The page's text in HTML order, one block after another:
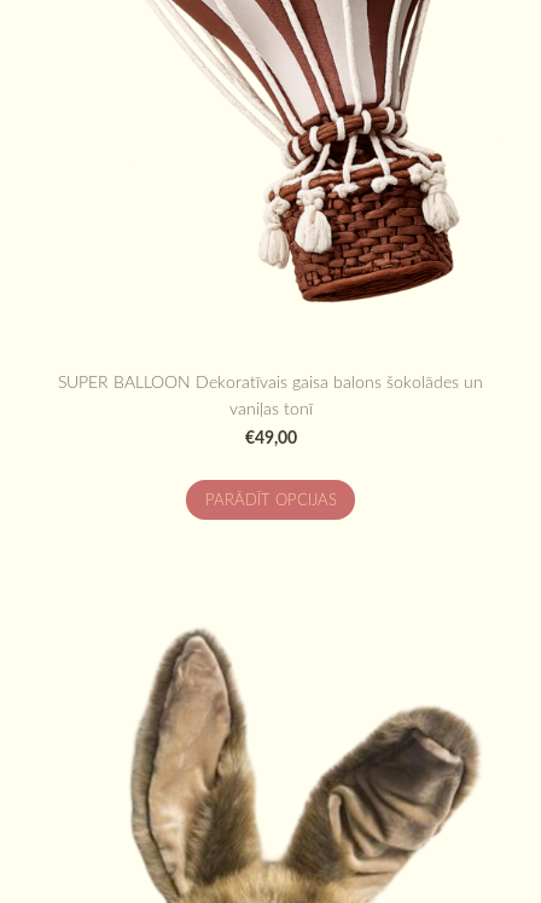
SUPER BALLOON Dekoratīvais gaisa balons šokolādes un
vaniļas tonī
€49,00
PARĀDĪT OPCIJAS